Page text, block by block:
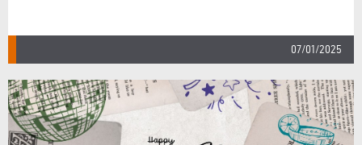
07/01/2025